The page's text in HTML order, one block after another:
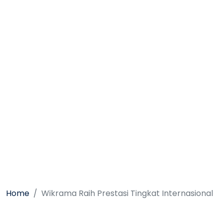
Home Wikrama Raih Prestasi Tingkat Internasional